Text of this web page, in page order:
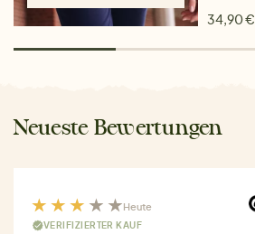
34,90 €
Neueste Bewertungen
Heute
VERIFIZIERTER KAUF